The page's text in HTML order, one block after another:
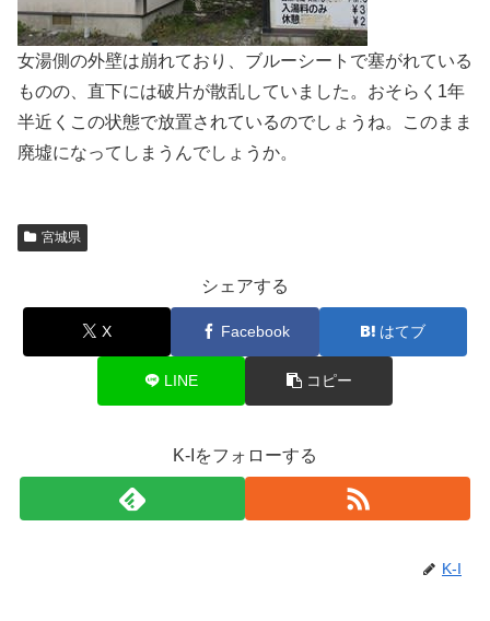
女湯側の外壁は崩れており、ブルーシートで塞がれている
ものの、直下には破片が散乱していました。おそらく1年
半近くこの状態で放置されているのでしょうね。このまま
廃墟になってしまうんでしょうか。
宮城県
シェアする
X Facebook はてブ
LINE コピー
K-Iをフォローする
K-I